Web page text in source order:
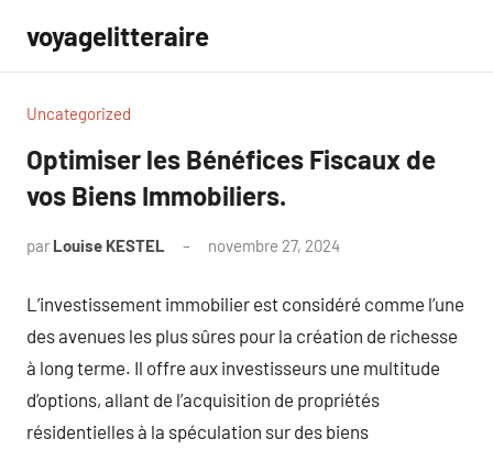
contenu
voyagelitteraire
Uncategorized
Optimiser les Bénéfices Fiscaux de
vos Biens Immobiliers.
par Louise KESTEL novembre 27, 2024
L’investissement immobilier est considéré comme l’une
des avenues les plus sûres pour la création de richesse
à long terme. Il offre aux investisseurs une multitude
d’options, allant de l’acquisition de propriétés
résidentielles à la spéculation sur des biens